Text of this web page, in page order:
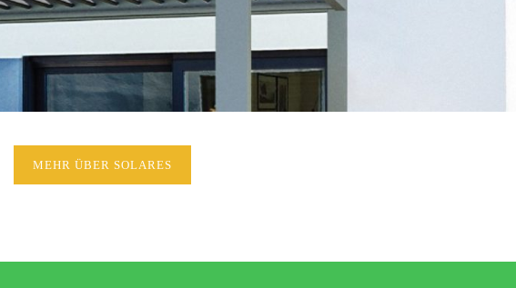
MEHR ÜBER SOLARES